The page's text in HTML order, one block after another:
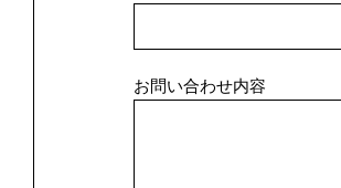
お問い合わせ内容